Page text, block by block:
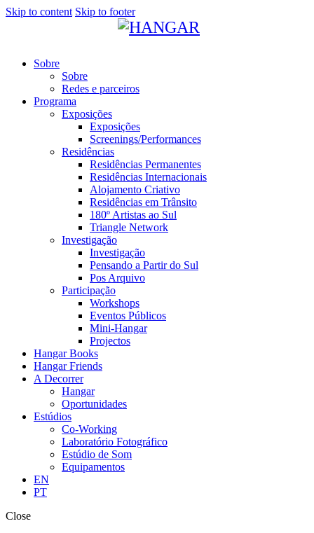
Skip to content Skip to footer
Sobre
Sobre
Redes e parceiros
Programa
Exposições
Exposições
Screenings/Performances
Residências
Residências Permanentes
Residências Internacionais
Alojamento Criativo
Residências em Trânsito
180º Artistas ao Sul
Triangle Network
Investigação
Investigação
Pensando a Partir do Sul
Pos Arquivo
Participação
Workshops
Eventos Públicos
Mini-Hangar
Projectos
Hangar Books
Hangar Friends
A Decorrer
Hangar
Oportunidades
Estúdios
Co-Working
Laboratório Fotográfico
Estúdio de Som
Equipamentos
EN
PT
Close